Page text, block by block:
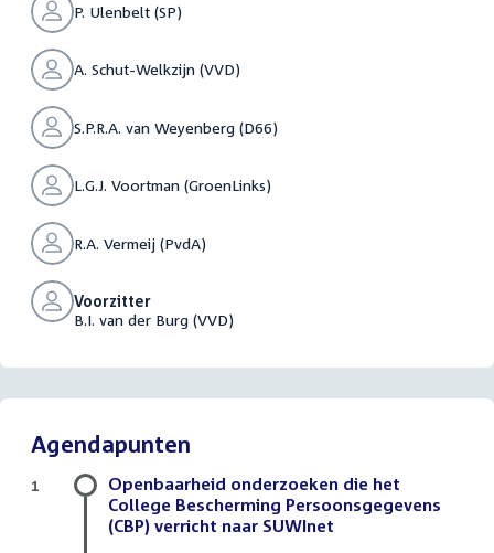
P. Ulenbelt (SP)
A. Schut-Welkzijn (VVD)
S.P.R.A. van Weyenberg (D66)
L.G.J. Voortman (GroenLinks)
R.A. Vermeij (PvdA)
Voorzitter
B.I. van der Burg (VVD)
Agendapunten
Openbaarheid onderzoeken die het
College Bescherming Persoonsgegevens
(CBP) verricht naar SUWInet
1